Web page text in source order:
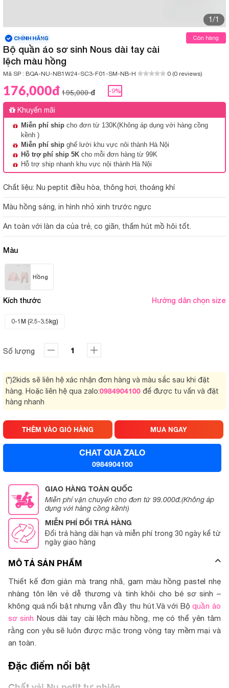
1/1
Bộ quần áo sơ sinh Nous dài tay cài
lệch màu hồng
Còn hàng
Mã SP : BQA-NU-NB1W24-SC3-F01-SM-NB-H 0 (0 reviews)
176,000đ 195,000 đ -9%
Khuyến mãi
Miễn phí ship cho đơn từ 130K(Không áp dụng với hàng cồng
kềnh )
Miễn phí ship ghế lười khu vực nôi thành Hà Nội
Hỗ trợ phí ship 5K cho mỗi đơn hàng từ 99K
Hỗ trợ ship nhanh khu vực nội thành Hà Nội
Chất liệu: Nu peptit điều hòa, thông hơi, thoáng khí
Màu hồng sáng, in hình nhỏ xinh trước ngực
An toàn với làn da của trẻ, co giãn, thấm hút mồ hôi tốt.
Màu
Hồng
Kích thước Hướng dẫn chọn size
0-1M (2.5-3.5kg)
Số lượng
(*)2kids sẽ liên hệ xác nhận đơn hàng và màu sắc sau khi đặt
hàng. Hoặc liên hệ qua zalo:0984904100 để được tu vấn và đặt
hàng nhanh
THÊM VÀO GIỎ HÀNG MUA NGAY
CHAT QUA ZALO
0984904100
GIAO HÀNG TOÀN QUỐC
Miễn phí vận chuyển cho đơn từ 99.000đ.(Không áp
dụng với hàng cồng kềnh)
MIỄN PHÍ ĐỔI TRẢ HÀNG
Đổi trả hàng dài hạn và miễn phí trong 30 ngày kể từ
ngày giao hàng
MÔ TẢ SẢN PHẨM
Thiết kế đơn giản mà trang nhã, gam màu hồng pastel nhẹ
nhàng tôn lên vẻ dễ thương và tinh khôi cho bé sơ sinh –
không quá nổi bật nhưng vẫn đầy thu hút.Và với Bộquần áo
sơ sinh Nous dài tay cài lệch màu hồng, mẹ có thể yên tâm
rằng con yêu sẽ luôn được mặc trong vòng tay mềm mại và
an toàn.
Đặc điểm nổi bật